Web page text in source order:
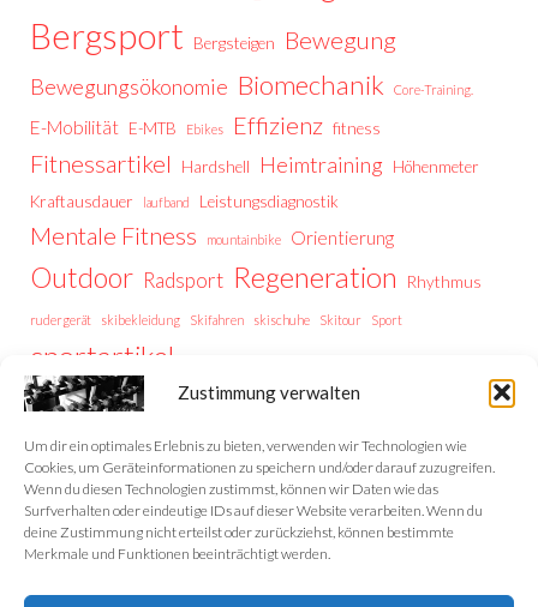
Zustimmung verwalten
Um dir ein optimales Erlebnis zu bieten, verwenden wir Technologien wie
Cookies, um Geräteinformationen zu speichern und/oder darauf zuzugreifen.
Wenn du diesen Technologien zustimmst, können wir Daten wie das
Surfverhalten oder eindeutige IDs auf dieser Website verarbeiten. Wenn du
deine Zustimmung nicht erteilst oder zurückziehst, können bestimmte
Merkmale und Funktionen beeinträchtigt werden.
Bergsport Bergsteigen Bewegung
Bewegungsökonomie Biomechanik Core-Training.
E-Mobilität E-MTB Ebikes Effizienz fitness
Fitnessartikel Hardshell Heimtraining
Höhenmeter
Kraftausdauer
laufband Leistungsdiagnostik
Mentale Fitness mountainbike Orientierung
Outdoor Radsport Regeneration Rhythmus
rudergerät skibekleidung Skifahren skischuhe Skitour Sport
sportartikel
Trainingssteuerung
Trainingstipps Trekking Trekking Vorbereitung
Home
Datenschutzerklärung